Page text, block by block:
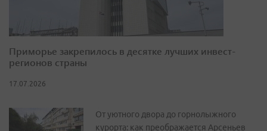
Приморье закрепилось в десятке лучших инвест-
регионов страны
17.07.2026
От уютного двора до горнолыжного
курорта: как преображается Арсеньев